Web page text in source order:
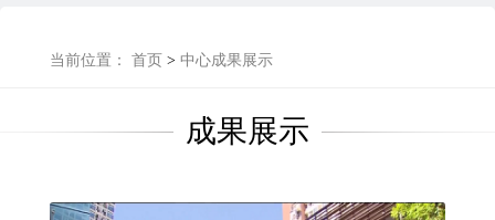
当前位置： 首页 > 中心成果展示
成果展示